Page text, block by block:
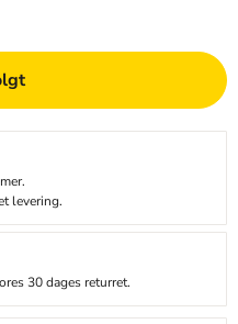
levering.
30 dages returret.